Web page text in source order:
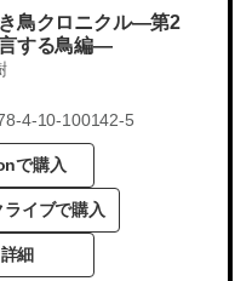
鳥クロニクル―第2
する鳥編―
4-10-100142-5
で購入
ライブで購入
詳細